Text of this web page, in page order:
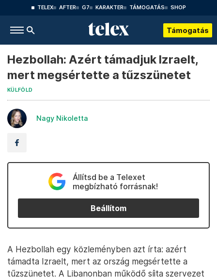
TELEX AFTER G7 KARAKTER TÁMOGATÁS SHOP
Támogatás
Hezbollah: Azért támadjuk Izraelt,
mert megsértette a tűzszünetet
KÜLFÖLD
Nagy Nikoletta
Állítsd be a Telexet
megbízható forrásnak!
Beállítom
A Hezbollah egy közleményben azt írta: azért
támadta Izraelt, mert az ország megsértette a
tűzszünetet. A Libanonban működő síita szervezet